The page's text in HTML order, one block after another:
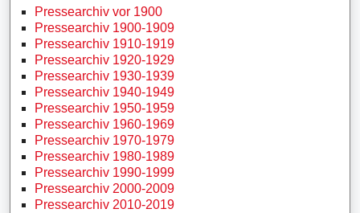
Pressearchiv vor 1900
Pressearchiv 1900-1909
Pressearchiv 1910-1919
Pressearchiv 1920-1929
Pressearchiv 1930-1939
Pressearchiv 1940-1949
Pressearchiv 1950-1959
Pressearchiv 1960-1969
Pressearchiv 1970-1979
Pressearchiv 1980-1989
Pressearchiv 1990-1999
Pressearchiv 2000-2009
Pressearchiv 2010-2019